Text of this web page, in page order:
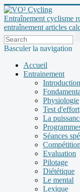
Entraînement cyclisme
entraînement articles
Basculer la navigation
Accueil
Entrainement
Introduction
Physiologie
Test d'effort
La
Séances
Compétition
Evaluation
Pilotage
Diététique
Le mental
Lexique